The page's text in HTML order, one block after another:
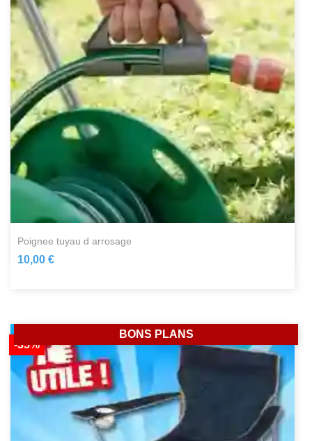
poignee tuyau d arrosage
10,00 €
-35%
BONS PLANS